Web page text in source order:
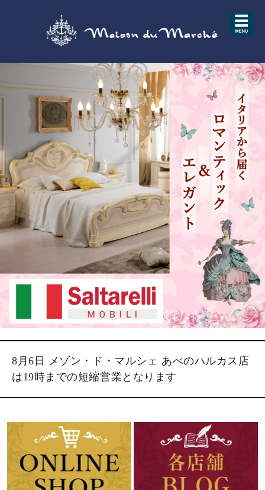
8月6日 メゾン・ド・マルシェ あべのハルカス店
は19時までの短縮営業となります